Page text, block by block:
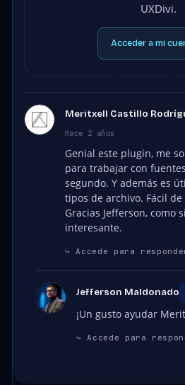
UXDivi.
Acceder a mi
Meritxell Castillo
Hace 2 años
Genial este plugin, me
para trabajar con
segundo. Y además es
tipos de archivo. Fácil
Gracias Jefferson, como
interesante.
↪ Accede para
Jefferson Maldonado
¡Un gusto ayudar
↪ Accede para